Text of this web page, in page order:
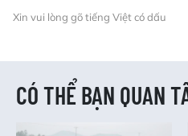
Xin vui lòng gõ tiếng Việt có dấu
CÓ THỂ BẠN QUAN